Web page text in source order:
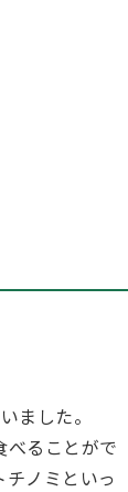
ました。
べることがで
ノミといっ